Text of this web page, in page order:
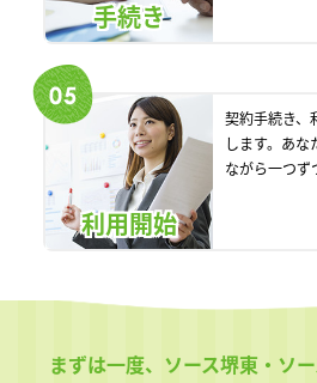
手続き
利用開始
契約手続き、
します。あな
ながら一つず
まずは一度、ソース堺東・ソ